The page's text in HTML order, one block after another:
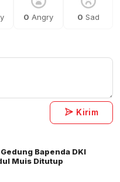
0 Angry 0 Sad
Kirim
Bapenda DKI
Muis Ditutup